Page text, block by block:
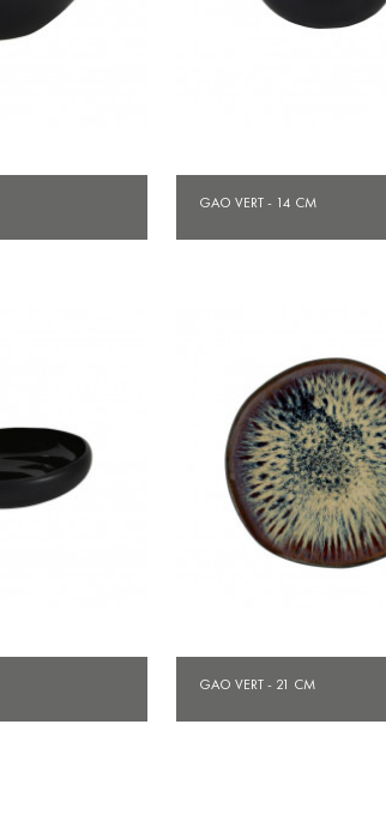
rapide  Aperçu rapide
GAO VERT - 14 CM
rapide  Aperçu rapide
GAO VERT - 21 CM